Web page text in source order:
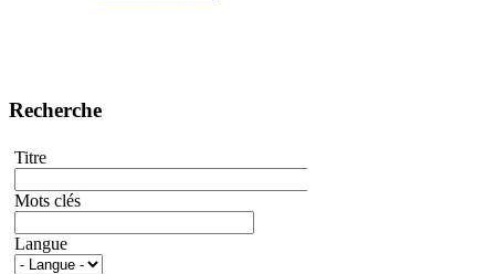
Recherche
Titre
Mots clés
Langue